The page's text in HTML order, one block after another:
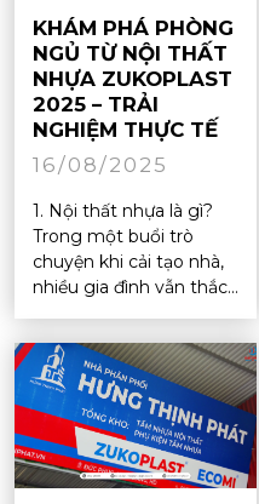
KHÁM PHÁ PHÒNG
NGỦ TỪ NỘI THẤT
NHỰA ZUKOPLAST
2025 – TRẢI
NGHIỆM THỰC TẾ
16/08/2025
1. Nội thất nhựa là gì?
Trong một buổi trò
chuyện khi cải tạo nhà,
nhiều gia đình vẫn thắc...